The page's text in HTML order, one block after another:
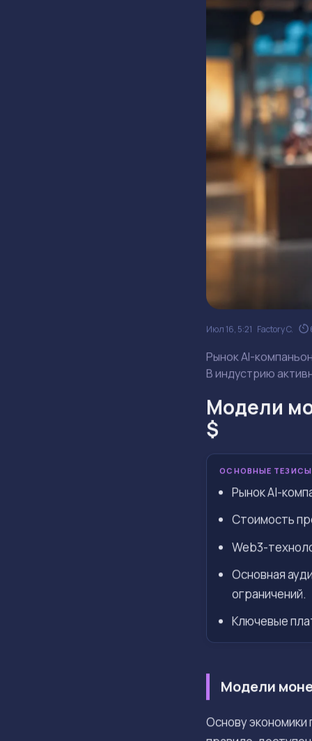
Июл 16, 5:21 Factory C.
Рынок AI-
В индустрию
Модели
$
ОСНОВНЫЕ ТЕЗИСЫ
Рынок AI-
Стоимость
Web3-
Основная
ограничений.
Ключевые
Модели
Основу экономики